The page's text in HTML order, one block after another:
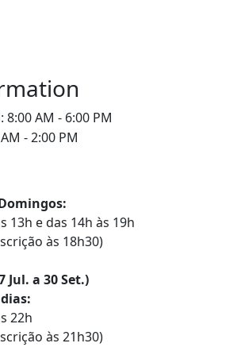
8:00 AM - 6:00 PM
- 2:00 PM
13h e das 14h às 19h
às 18h30)
Jul. a 30 Set.)
22h
às 21h30)